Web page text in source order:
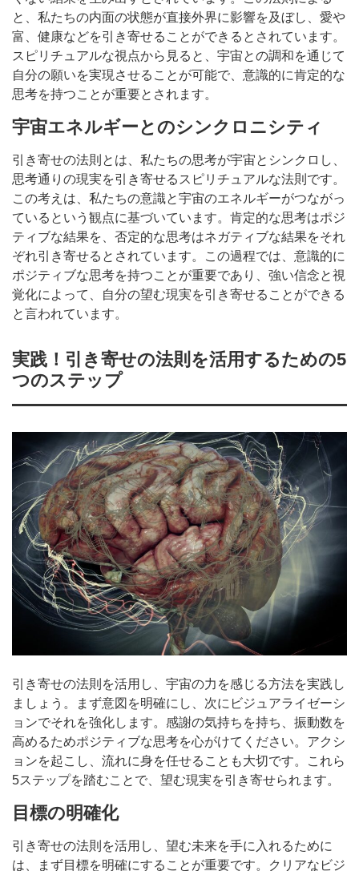
と、私たちの内面の状態が直接外界に影響を及ぼし、愛や
富、健康などを引き寄せることができるとされています。
スピリチュアルな視点から見ると、宇宙との調和を通じて
自分の願いを実現させることが可能で、意識的に肯定的な
思考を持つことが重要とされます。
宇宙エネルギーとのシンクロニシティ
引き寄せの法則とは、私たちの思考が宇宙とシンクロし、
思考通りの現実を引き寄せるスピリチュアルな法則です。
この考えは、私たちの意識と宇宙のエネルギーがつながっ
ているという観点に基づいています。肯定的な思考はポジ
ティブな結果を、否定的な思考はネガティブな結果をそれ
ぞれ引き寄せるとされています。この過程では、意識的に
ポジティブな思考を持つことが重要であり、強い信念と視
覚化によって、自分の望む現実を引き寄せることができる
と言われています。
実践！引き寄せの法則を活用するための5
つのステップ
引き寄せの法則を活用し、宇宙の力を感じる方法を実践し
ましょう。まず意図を明確にし、次にビジュアライゼーシ
ョンでそれを強化します。感謝の気持ちを持ち、振動数を
高めるためポジティブな思考を心がけてください。アクシ
ョンを起こし、流れに身を任せることも大切です。これら
5ステップを踏むことで、望む現実を引き寄せられます。
目標の明確化
引き寄せの法則を活用し、望む未来を手に入れるために
は、まず目標を明確にすることが重要です。クリアなビジ